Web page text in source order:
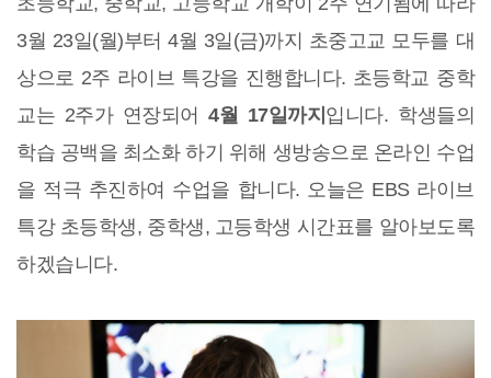
3월 23일(월)부터 4월 3일(금)까지 초중고교 모두를 대
상으로 2주 라이브 특강을 진행합니다. 초등학교 중학
교는 2주가 연장되어4월 17일까지 입니다. 학생들의
학습 공백을 최소화 하기 위해 생방송으로 온라인 수업
을 적극 추진하여 수업을 합니다. 오늘은 EBS 라이브
특강 초등학생, 중학생, 고등학생 시간표를 알아보도록
하겠습니다.